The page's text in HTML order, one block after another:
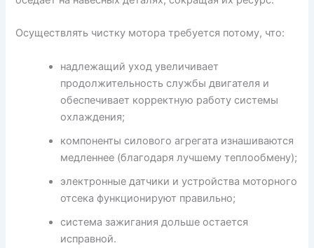
Осуществлять чистку мотора требуется потому, что:
надлежащий уход увеличивает
продолжительность службы двигателя и
обеспечивает корректную работу системы
охлаждения;
компоненты силового агрегата изнашиваются
медленнее (благодаря лучшему теплообмену);
электронные датчики и устройства моторного
отсека функционируют правильно;
система зажигания дольше остается
исправной.